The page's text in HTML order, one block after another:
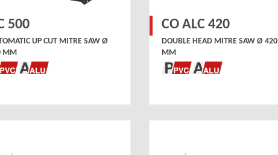
500
UP CUT MITRE SAW Ø
MM
CO ALC 420
DOUBLE HEAD MITRE SAW Ø 420
MM